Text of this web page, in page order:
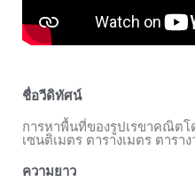
ชื่อวีดิทัศน์
การหาพื้นที่ของรูปเรขาคณิตโ
เซนติเมตร ตารางเมตร ตาราง
ความยาว